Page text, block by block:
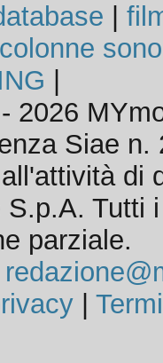
colonne
2026
Siae n.
di
S.p.A. Tutti
parziale.
|